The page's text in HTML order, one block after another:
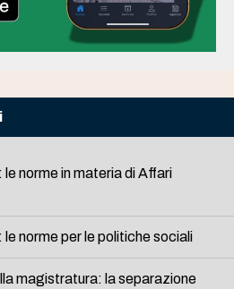
norme in materia di Affari
norme per le politiche sociali
magistratura: la separazione